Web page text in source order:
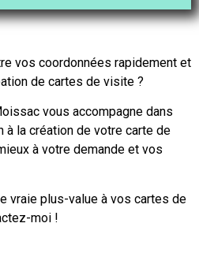
vos coordonnées rapidement et
de cartes de visite ?
vous accompagne dans
à la création de votre carte de
à votre demande et vos
vraie plus-value à vos cartes de
moi !